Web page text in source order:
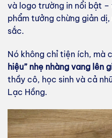
và logo trường in nổi bật
phẩm tưởng chừng giản
sắc.
Nó không chỉ tiện ích, mà
hiệu” nhẹ nhàng vang lên
thầy cô, học sinh và cả
Lạc Hồng.